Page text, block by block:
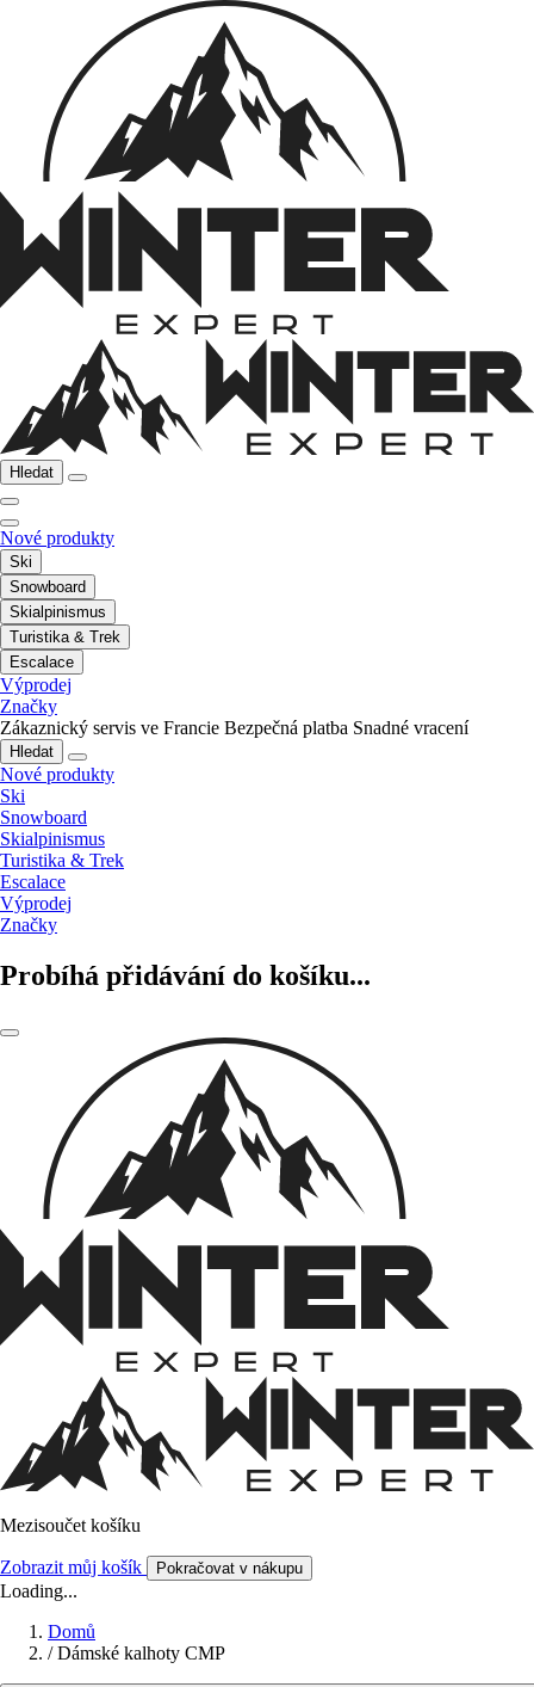
Hledat
Nové produkty
Ski
Snowboard
Skialpinismus
Turistika & Trek
Escalace
Výprodej
Značky
Zákaznický servis ve Francie Bezpečná platba Snadné vracení
Hledat
Nové produkty
Ski
Snowboard
Skialpinismus
Turistika & Trek
Escalace
Výprodej
Značky
Probíhá přidávání do košíku...
Mezisoučet košíku
Zobrazit můj košík Pokračovat v nákupu
Loading...
Domů
/ Dámské kalhoty CMP